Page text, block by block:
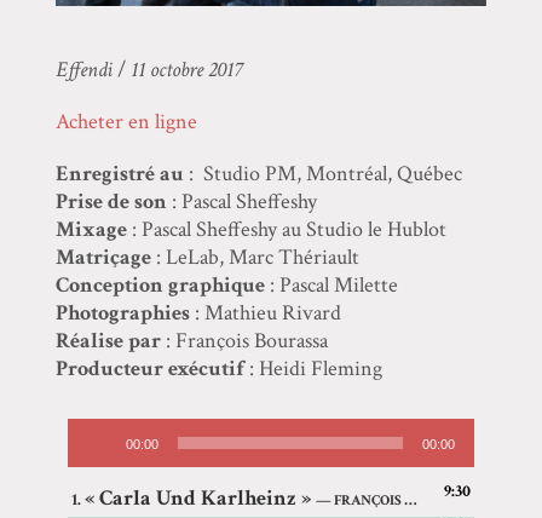
Effendi/ 11 octobre 2017
Acheter en ligne
Enregistré au : Studio PM, Montréal, Québec
Prise de son: Pascal Sheffeshy
Mixage: Pascal Sheffeshy au Studio le Hublot
Matriçage: LeLab, Marc Thériault
Conception graphique: Pascal Milette
Photographies: Mathieu Rivard
Réalise par: François Bourassa
Producteur exécutif: Heidi Fleming
00:00 00:00
1.« Carla Und Karlheinz » — FRANÇOIS BOURASSA
9:30